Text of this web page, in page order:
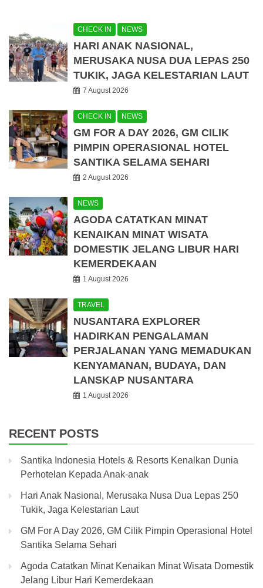
CHECK IN NEWS
HARI ANAK NASIONAL,
MERUSAKA NUSA DUA LEPAS 250
TUKIK, JAGA KELESTARIAN LAUT
7 August 2026
CHECK IN NEWS
GM FOR A DAY 2026, GM CILIK
PIMPIN OPERASIONAL HOTEL
SANTIKA SELAMA SEHARI
2 August 2026
NEWS
AGODA CATATKAN MINAT
KENAIKAN MINAT WISATA
DOMESTIK JELANG LIBUR HARI
KEMERDEKAAN
1 August 2026
TRAVEL
NUSANTARA EXPLORER
HADIRKAN PENGALAMAN
PERJALANAN YANG MEMADUKAN
KENYAMANAN, BUDAYA, DAN
LANSKAP NUSANTARA
1 August 2026
RECENT POSTS
Santika Indonesia Hotels & Resorts Kenalkan Dunia
Perhotelan Kepada Anak-anak
Hari Anak Nasional, Merusaka Nusa Dua Lepas 250
Tukik, Jaga Kelestarian Laut
GM For A Day 2026, GM Cilik Pimpin Operasional Hotel
Santika Selama Sehari
Agoda Catatkan Minat Kenaikan Minat Wisata Domestik
Jelang Libur Hari Kemerdekaan